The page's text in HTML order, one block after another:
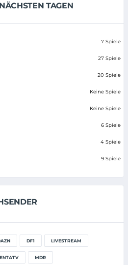
TAGEN
7 Spiele
27 Spiele
20 Spiele
Keine Spiele
Keine Spiele
6 Spiele
4 Spiele
9 Spiele
DF1 LIVESTREAM
MDR